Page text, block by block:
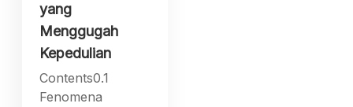
yang
Menggugah
Kepedulian
Contents0.1
Fenomena